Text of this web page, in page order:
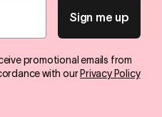
Sign me up
promotional emails from
with our Privacy Policy